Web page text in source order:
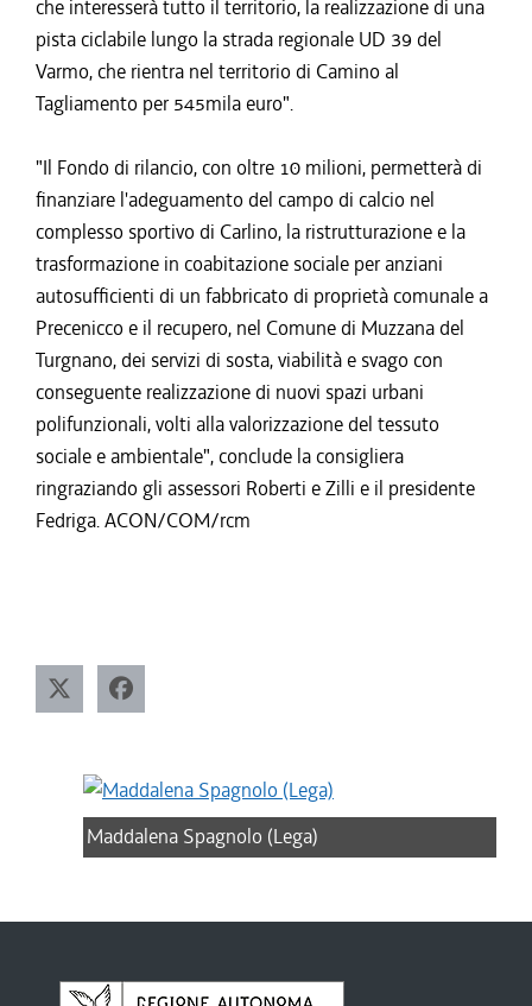
che interesserà tutto il territorio, la realizzazione di una
pista ciclabile lungo la strada regionale UD 39 del
Varmo, che rientra nel territorio di Camino al
Tagliamento per 545mila euro".
"Il Fondo di rilancio, con oltre 10 milioni, permetterà di
finanziare l'adeguamento del campo di calcio nel
complesso sportivo di Carlino, la ristrutturazione e la
trasformazione in coabitazione sociale per anziani
autosufficienti di un fabbricato di proprietà comunale a
Precenicco e il recupero, nel Comune di Muzzana del
Turgnano, dei servizi di sosta, viabilità e svago con
conseguente realizzazione di nuovi spazi urbani
polifunzionali, volti alla valorizzazione del tessuto
sociale e ambientale", conclude la consigliera
ringraziando gli assessori Roberti e Zilli e il presidente
Fedriga. ACON/COM/rcm
Maddalena Spagnolo (Lega)